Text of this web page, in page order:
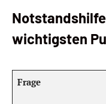
wichtigsten
Frage